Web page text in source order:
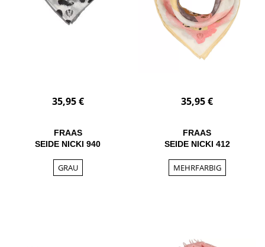
35,95 €
FRAAS
SEIDE NICKI 940
GRAU
35,95 €
FRAAS
SEIDE NICKI 412
MEHRFARBIG